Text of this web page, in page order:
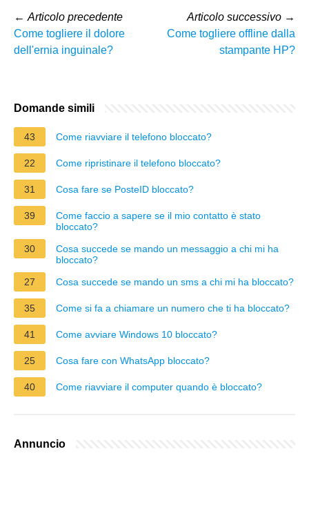
← Articolo precedente
Come togliere il dolore
dell'ernia inguinale?
Articolo successivo →
Come togliere offline dalla
stampante HP?
Domande simili
43 Come riavviare il telefono bloccato?
22 Come ripristinare il telefono bloccato?
31 Cosa fare se PosteID bloccato?
39
Come faccio a sapere se il mio contatto è stato
bloccato?
30
Cosa succede se mando un messaggio a chi mi ha
bloccato?
27
Cosa succede se mando un sms a chi mi ha bloccato?
35 Come si fa a chiamare un numero che ti ha bloccato?
41 Come avviare Windows 10 bloccato?
25 Cosa fare con WhatsApp bloccato?
40 Come riavviare il computer quando è bloccato?
Annuncio